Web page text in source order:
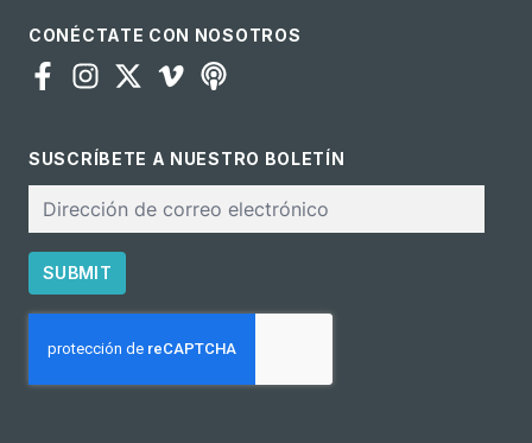
CONÉCTATE CON NOSOTROS
SUSCRÍBETE A NUESTRO BOLETÍN
Correo
electrónico
SUBMIT
CAPTCHA